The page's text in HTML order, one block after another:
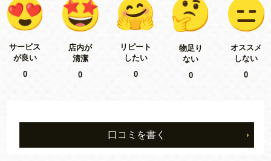
サービス
が良い
0
店内が
清潔
0
リピート
したい
0
物足り
ない
0
オススメ
しない
0
口コミを書く